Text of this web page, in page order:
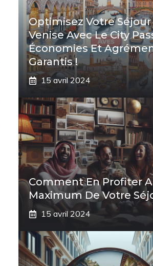
Optimisez Votre Séjour
Venise Avec Le City
Économies Et
Garantis !
15 avril 2024
Comment En Profiter
Maximum De Votre
15 avril 2024